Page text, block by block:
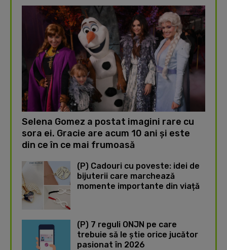
Selena Gomez a postat imagini rare cu
sora ei. Gracie are acum 10 ani și este
din ce în ce mai frumoasă
(P) Cadouri cu poveste: idei de
bijuterii care marchează
momente importante din viață
(P) 7 reguli ONJN pe care
trebuie să le știe orice jucător
pasionat în 2026